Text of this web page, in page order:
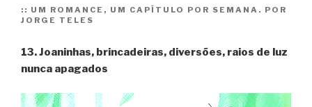
rei.
capítulo
:: UM ROMANCE, UM CAPÍTULO POR SEMANA. POR
JORGE TELES
13. Joaninhas, brincadeiras, diversões, raios de luz
nunca apagados